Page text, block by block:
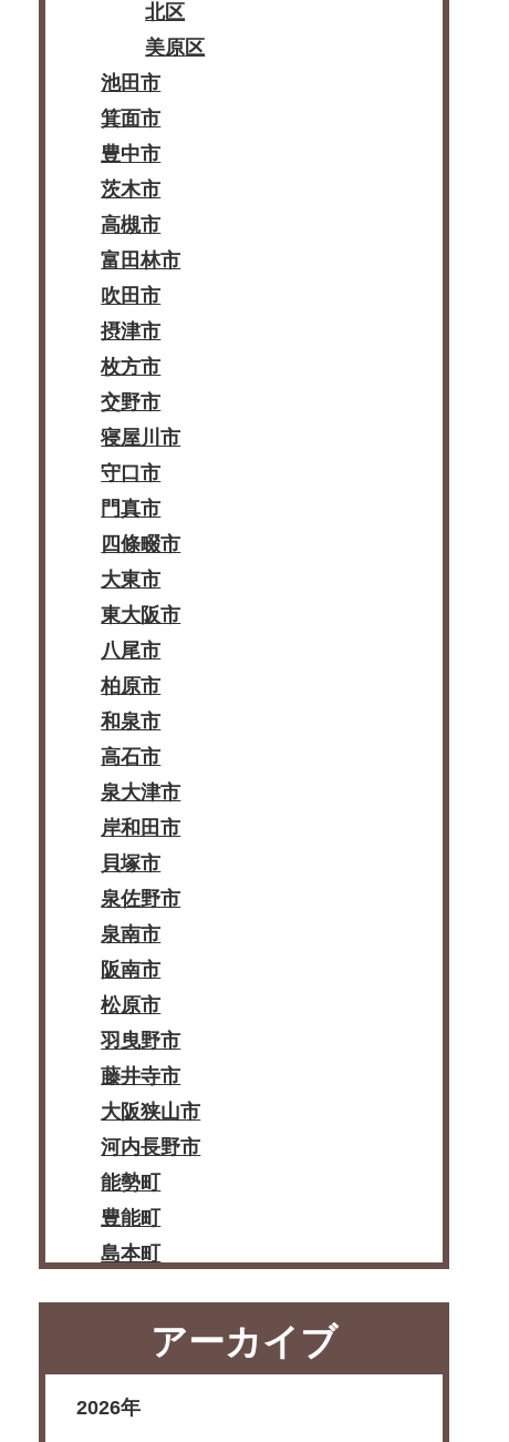
北区
美原区
池田市
箕面市
豊中市
茨木市
高槻市
富田林市
吹田市
摂津市
枚方市
交野市
寝屋川市
守口市
門真市
四條畷市
大東市
東大阪市
八尾市
柏原市
和泉市
高石市
泉大津市
岸和田市
貝塚市
泉佐野市
泉南市
阪南市
松原市
羽曳野市
藤井寺市
大阪狭山市
河内長野市
能勢町
豊能町
島本町
熊取町
田尻町
岬町
アーカイブ
2026年